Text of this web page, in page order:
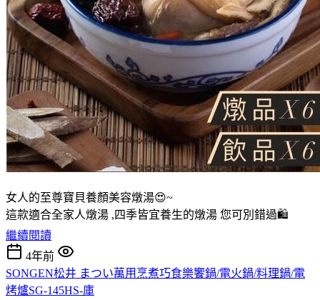
女人的至尊寶貝養顏美容燉湯😍~
這款適合全家人燉湯 ,四季皆宜養生的燉湯 您可別錯過🛍
繼續閱讀
4年前
SONGEN松井 まつい萬用烹煮巧食樂饗鍋/電火鍋/料理鍋/電
烤爐SG-145HS-庫